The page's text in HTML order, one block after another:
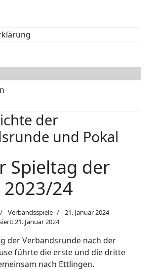
der
und Pokal
Spieltag der
2023/24
Verbandsspiele
21. Januar 2024
21. Januar 2024
der Verbandsrunde nach der
führte die erste und die dritte
nach Ettlingen.